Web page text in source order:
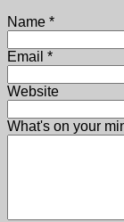
Name *
Email *
Website
What's on your